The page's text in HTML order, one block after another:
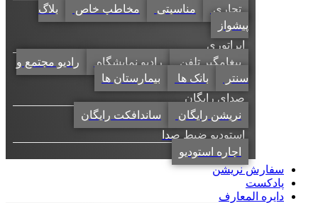
تجاری
مناسبتی مخاطب خاص
بلاگ
پیشواز
اپراتوری
پیغامگیر تلفن
رادیو نمایشگاه
رادیو مجتمع و
سنتر
بانک ها
بیمارستان ها
صدای رایگان
نریشن رایگان
ساندافکت رایگان
استودیو ضبط صدا
اجاره استودیو
سفارش نریشن
پادکست
دایره المعارف